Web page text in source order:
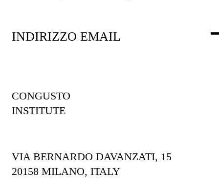
INDIRIZZO EMAIL
CONGUSTO
INSTITUTE
VIA BERNARDO DAVANZATI, 15
20158 MILANO, ITALY